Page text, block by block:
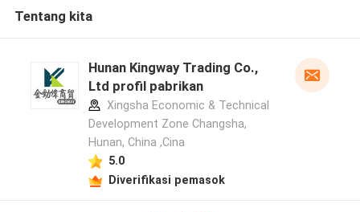
Tentang kita
Hunan Kingway Trading Co.,
Ltd profil pabrikan
Xingsha Economic & Technical
Development Zone Changsha,
Hunan, China ,Cina
5.0
Diverifikasi pemasok